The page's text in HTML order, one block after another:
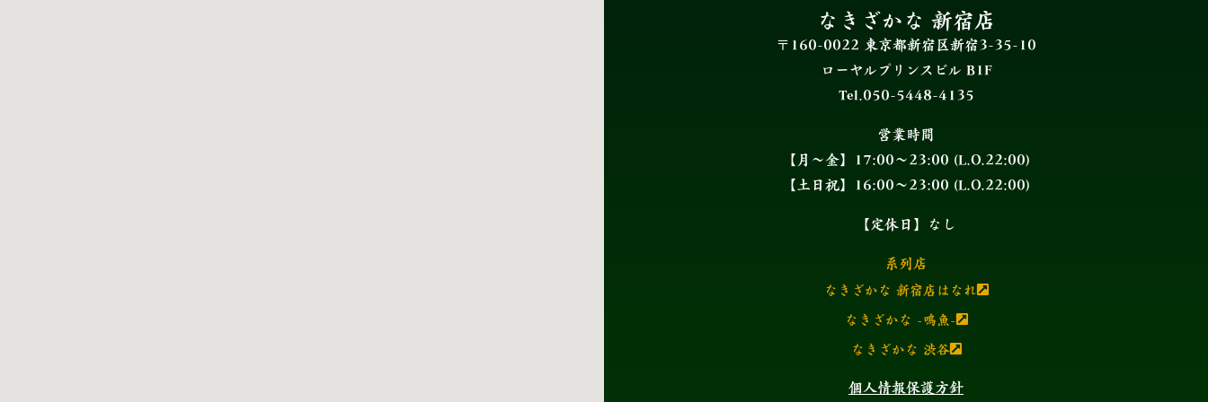
なきざかな 新宿店
〒160-0022 東京都新宿区新宿3-35-10
ローヤルプリンスビル B1F
Tel.050-5448-4135
営業時間
【月～金】17:00～23:00 (L.O.22:00)
【土日祝】16:00～23:00 (L.O.22:00)
【定休日】なし
系列店
なきざかな 新宿店はなれ
なきざかな -鳴魚-
なきざかな 渋谷
個人情報保護方針